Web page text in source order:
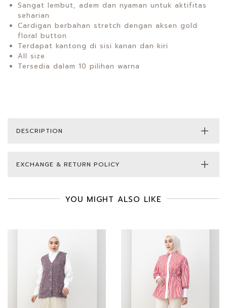
Sangat lembut, adem dan nyaman untuk aktifitas
seharian
Cardigan berbahan stretch dengan aksen gold
floral button
Terdapat kantong di sisi kanan dan kiri
All size
Tersedia dalam 10 pilihan warna
DESCRIPTION
EXCHANGE & RETURN POLICY
YOU MIGHT ALSO LIKE